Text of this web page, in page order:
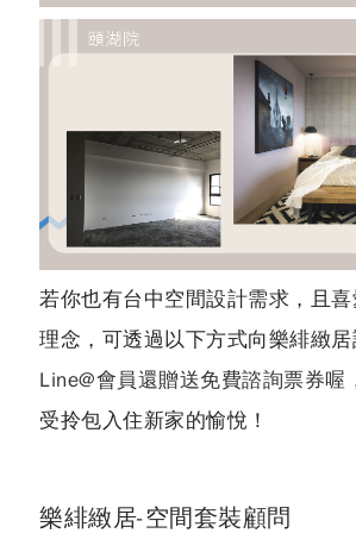
若你也有台中空間設計需求，且
理念，可透過以下方式向樂緋緻居
Line@會員還贈送免費諮詢票券喔
受拎包入住新家的愉悅！
樂緋緻居-空間套裝顧問